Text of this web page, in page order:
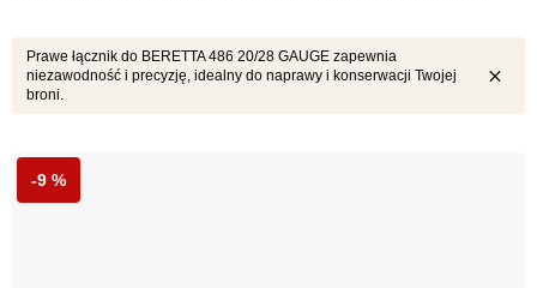
Prawe łącznik do BERETTA 486 20/28 GAUGE zapewnia
niezawodność i precyzję, idealny do naprawy i konserwacji Twojej
broni.
-9 %